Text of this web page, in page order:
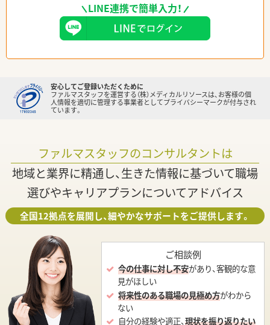
LINE連携で簡単入力！
安心してご登録いただくために
ファルマスタッフを運営する（株）メディカルリソースは、お客様の個
人情報を適切に管理する事業者としてプライバシーマークが付与され
ています。
ファルマスタッフのコンサルタントは
地域と業界に精通し、生きた情報に基づいて職場
選びやキャリアプランについてアドバイス
全国12拠点を展開し、細やかなサポートをご提供します。
ご相談例
今の仕事に対し不安があり、客観的な意
見がほしい
将来性のある職場の見極め方がわから
ない
自分の経験や適正、現状を振り返りたい